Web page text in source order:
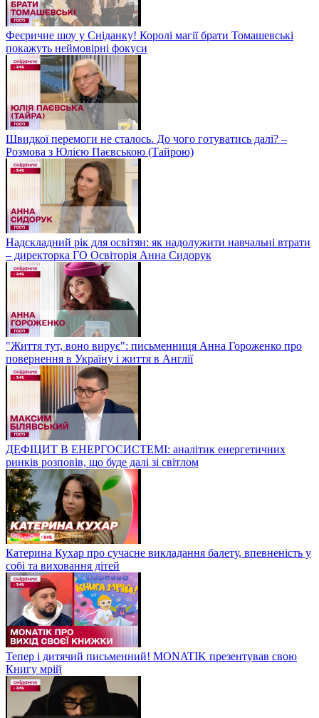
Феєричне шоу у Сніданку! Королі магії брати Томашевські
покажуть неймовірні фокуси
Швидкої перемоги не сталось. До чого готуватись далі? –
Розмова з Юлією Паєвською (Тайрою)
Надскладний рік для освітян: як надолужити навчальні втрати
– директорка ГО Освіторія Анна Сидорук
"Життя тут, воно вирує": письменниця Анна Гороженко про
повернення в Україну і життя в Англії
ДЕФІЦИТ В ЕНЕРГОСИСТЕМІ: аналітик енергетичних
ринків розповів, що буде далі зі світлом
Катерина Кухар про сучасне викладання балету, впевненість у
собі та виховання дітей
Тепер і дитячий письменний! MONATIK презентував свою
Книгу мрій